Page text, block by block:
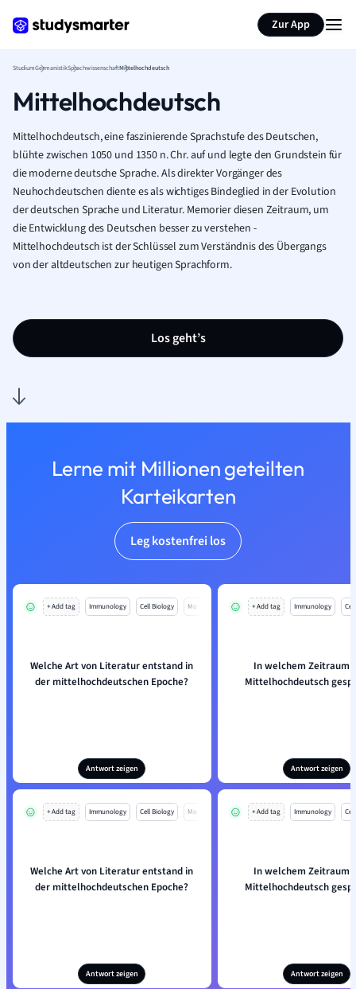
Zur App
StudiumGermanistikSprachwissenschaftMittelhochdeutsch
Mittelhochdeutsch
Mittelhochdeutsch, eine faszinierende Sprachstufe des Deutschen,
blühte zwischen 1050 und 1350 n. Chr. auf und legte den Grundstein für
die moderne deutsche Sprache. Als direkter Vorgänger des
Neuhochdeutschen diente es als wichtiges Bindeglied in der Evolution
der deutschen Sprache und Literatur. Memorier diesen Zeitraum, um
die Entwicklung des Deutschen besser zu verstehen -
Mittelhochdeutsch ist der Schlüssel zum Verständnis des Übergangs
von der altdeutschen zur heutigen Sprachform.
Los geht’s
Lerne mit Millionen geteilten
Karteikarten
Leg kostenfrei los
+ Add tag Immunology Cell Biology Mo
Welche Art von Literatur entstand in
der mittelhochdeutschen Epoche?
Antwort zeigen
+ Add tag Immunology
In welchem Zeitraum
Mittelhochdeutsch
Antwort zeigen
+ Add tag Immunology Cell Biology Mo
Welche Art von Literatur entstand in
der mittelhochdeutschen Epoche?
Antwort zeigen
+ Add tag Immunology
In welchem Zeitraum
Mittelhochdeutsch
Antwort zeigen